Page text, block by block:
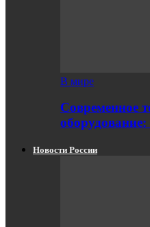
В мире
Современное
Новости России